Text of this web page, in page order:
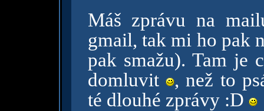
Máš zprávu na
gmail, tak mi ho pak
pak smažu). Tam je
domluvit
, než to
té dlouhé zprávy :D